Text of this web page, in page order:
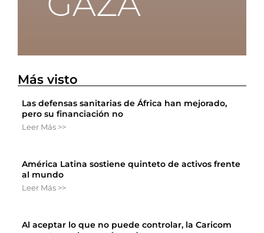
Más visto
Las defensas sanitarias de África han mejorado,
pero su financiación no
Leer Más >>
América Latina sostiene quinteto de activos frente
al mundo
Leer Más >>
Al aceptar lo que no puede controlar, la Caricom